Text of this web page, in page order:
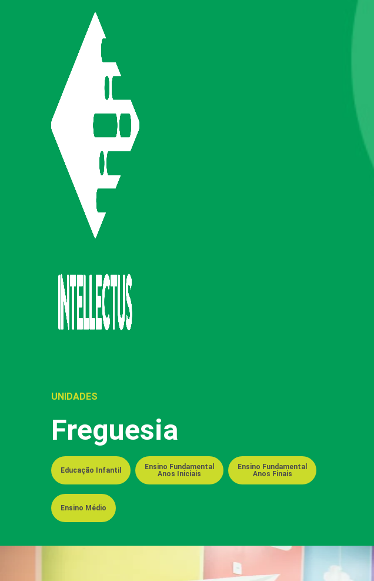
UNIDADES
Freguesia
Educação Infantil
Ensino Fundamental
Anos Iniciais
Ensino Fundamental
Anos Finais
Ensino Médio